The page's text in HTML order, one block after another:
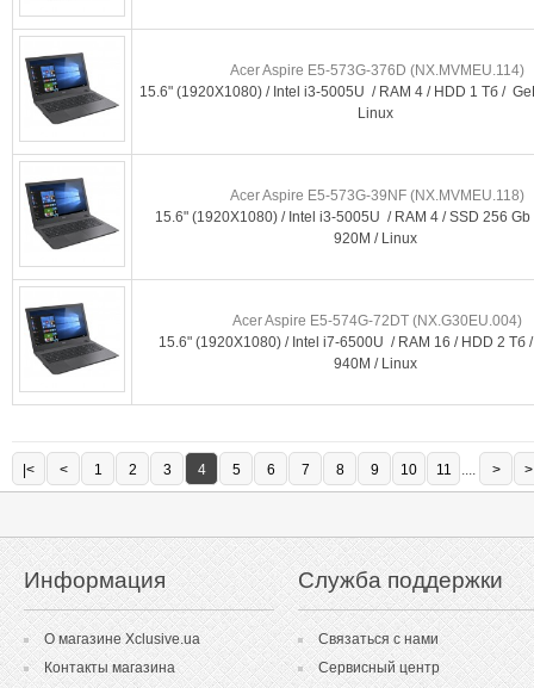
Acer Aspire E5-573G-376D (NX.MVMEU.114)
15.6" (1920X1080) / Intel i3-5005U / RAM 4 / HDD 1 Тб /
Linux
Acer Aspire E5-573G-39NF (NX.MVMEU.118)
15.6" (1920X1080) / Intel i3-5005U / RAM 4 / SSD 256
920M / Linux
Acer Aspire E5-574G-72DT (NX.G30EU.004)
15.6" (1920X1080) / Intel i7-6500U / RAM 16 / HDD 2 Тб
940M / Linux
|< < 1 2 3 4 5 6 7 8 9 10 11 .... >
Информация
О магазине Xclusive.ua
Контакты магазина
Служба поддержки
Связаться с нами
Сервисный центр